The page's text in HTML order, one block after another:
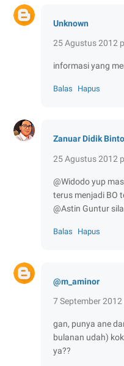
Unknown
25 Agustus 2012
informasi yang
Balas Hapus
Zanuar Didik
25 Agustus 2012
@Widodo yup
terus menjadi BO
@Astin Guntur
Balas Hapus
@m_aminor
7 September
gan, punya ane
bulanan udah)
ya??